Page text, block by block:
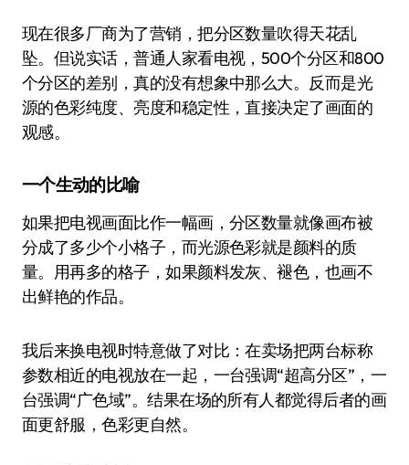
现在很多厂商为了营销，把分区数量吹得天花乱
坠。但说实话，普通人家看电视，500个分区和800
个分区的差别，真的没有想象中那么大。反而是光
源的色彩纯度、亮度和稳定性，直接决定了画面的
观感。
一个生动的比喻
如果把电视画面比作一幅画，分区数量就像画布被
分成了多少个小格子，而光源色彩就是颜料的质
量。用再多的格子，如果颜料发灰、褪色，也画不
出鲜艳的作品。
我后来换电视时特意做了对比：在卖场把两台标称
参数相近的电视放在一起，一台强调“超高分区”，一
台强调“广色域”。结果在场的所有人都觉得后者的画
面更舒服，色彩更自然。